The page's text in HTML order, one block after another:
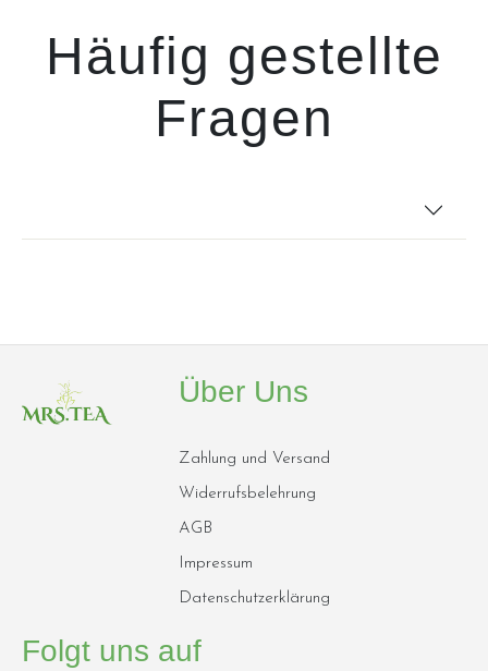
Häufig gestellte
Fragen
Über Uns
Zahlung und Versand
Widerrufsbelehrung
AGB
Impressum
Datenschutzerklärung
Folgt uns auf